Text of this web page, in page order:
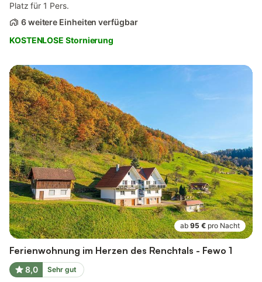
Platz für 1 Pers.
6 weitere Einheiten verfügbar
KOSTENLOSE Stornierung
ab 95 € pro Nacht
Ferienwohnung im Herzen des Renchtals - Fewo 1
8,0 Sehr gut